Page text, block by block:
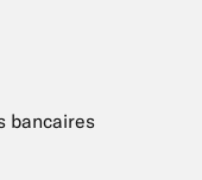
bancaires